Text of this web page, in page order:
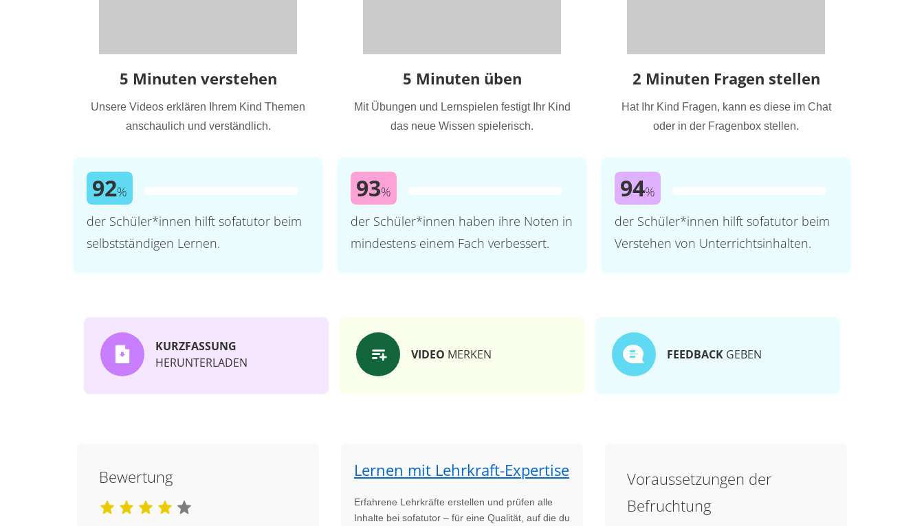
5 Minuten verstehen
Unsere Videos erklären Ihrem Kind Themen
anschaulich und verständlich.
92%
der Schüler*innen hilft sofatutor beim
selbstständigen Lernen.
5 Minuten üben
Mit Übungen und Lernspielen festigt Ihr Kind
das neue Wissen spielerisch.
93%
der Schüler*innen haben ihre Noten in
mindestens einem Fach verbessert.
2 Minuten Fragen stellen
Hat Ihr Kind Fragen, kann es diese im Chat
oder in der Fragenbox stellen.
94%
der Schüler*innen hilft sofatutor beim
Verstehen von Unterrichtsinhalten.
KURZFASSUNG
HERUNTERLADEN
VIDEO MERKEN FEEDBACK GEBEN
Bewertung Lernen mit Lehrkraft-Expertise
Erfahrene Lehrkräfte erstellen und prüfen alle
Inhalte bei sofatutor – für eine Qualität, auf die du
Voraussetzungen der
Befruchtung